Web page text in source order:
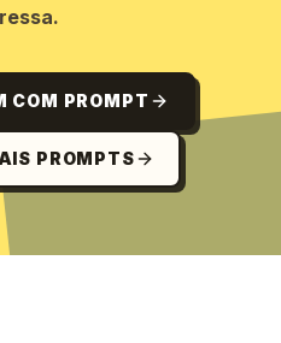
COM PROMPT
PROMPTS